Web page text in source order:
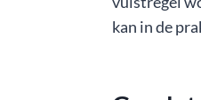
kan in de